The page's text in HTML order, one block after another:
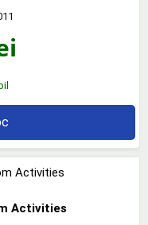
Activities